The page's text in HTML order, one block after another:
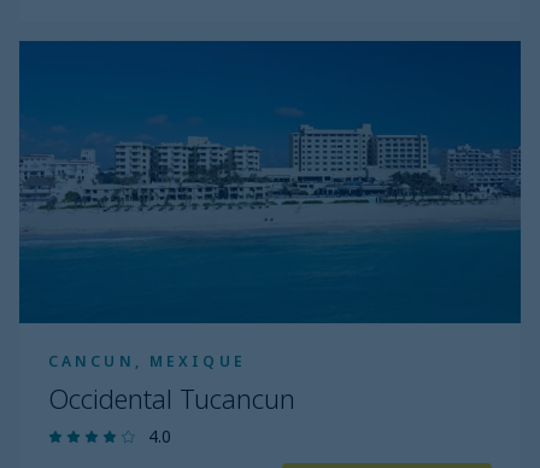
CANCUN, MEXIQUE
Occidental Tucancun
4.0